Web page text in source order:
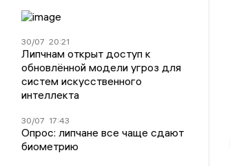
30/07 20:21
Липчнам открыт доступ к
обновлённой модели угроз для
систем искусственного
интеллекта
30/07 17:43
Опрос: липчане все чаще сдают
биометрию